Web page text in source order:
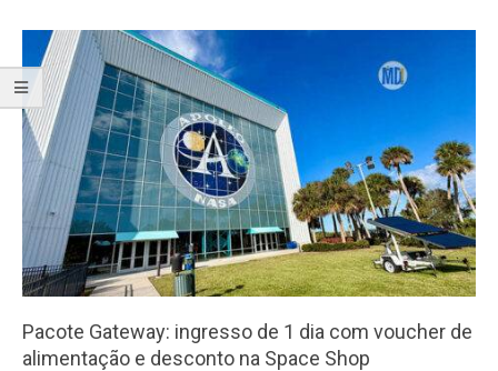
Pacote Gateway: ingresso de 1 dia com voucher de
alimentação e desconto na Space Shop